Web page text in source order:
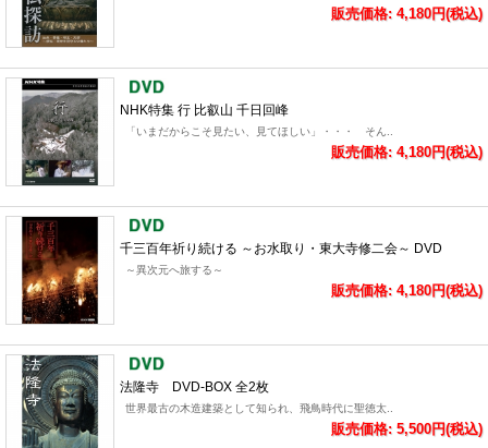
販売価格: 4,180円(税込)
NHK特集 行 比叡山 千日回峰
「いまだからこそ見たい、見てほしい」・・・ そん..
販売価格: 4,180円(税込)
千三百年祈り続ける ～お水取り・東大寺修二会～ DVD
～異次元へ旅する～
販売価格: 4,180円(税込)
法隆寺 DVD-BOX 全2枚
世界最古の木造建築として知られ、飛鳥時代に聖徳太..
販売価格: 5,500円(税込)